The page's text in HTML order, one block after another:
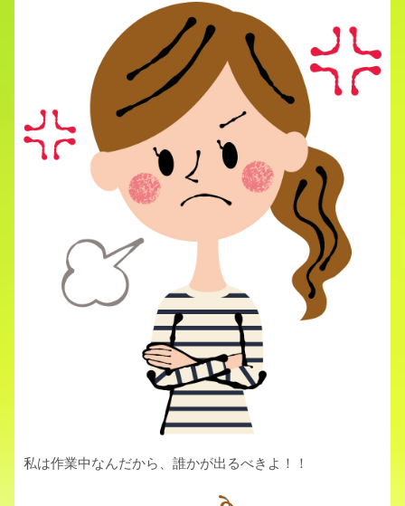
私は作業中なんだから、誰かが出るべきよ！！